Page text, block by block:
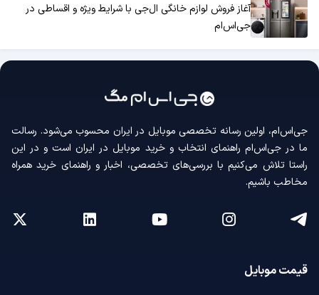
آغاز فروش لوازم خانگی ال‌جی با شرایط ویژه و اقساطی در
جی‌اس‌ام
جی‌اس‌ام، اولین رسانه‌ تخصصی موبایل در ایران محسوب می‌شود. رسالت
ما در جی‌اس‌ام راهنمای انتخاب و خرید موبایل در ایران است و در این
راستا تلاش می‌کنیم با بررسی‌های تخصصی، اخبار و راهنمای خرید همراه
مخاطب باشیم.
قیمت موبایل